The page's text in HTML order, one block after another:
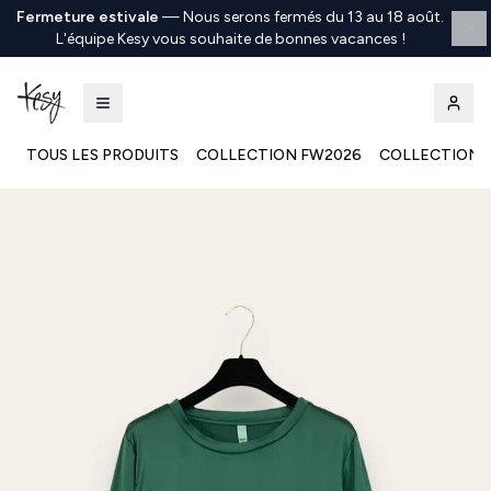
Fermeture estivale —Nous serons fermés du 13 au 18 août.
L'équipe Kesy vous souhaite de bonnes vacances !
TOUS LES PRODUITS COLLECTION FW2026 COLLECTION